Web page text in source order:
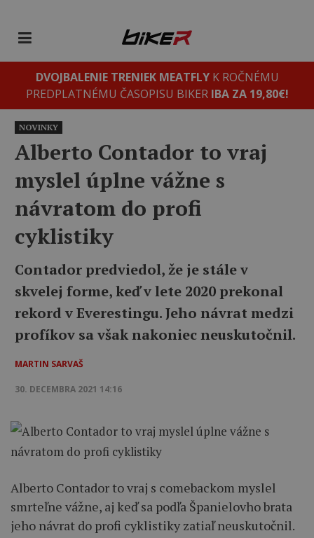
DVOJBALENIE TRENIEK MEATFLYK ROČNÉMU
PREDPLATNÉMU ČASOPISU BIKER IBA ZA 19,80€!
NOVINKY
Alberto Contador to vraj
myslel úplne vážne s
návratom do profi
cyklistiky
Contador predviedol, že je stále v
skvelej forme, keď v lete 2020 prekonal
rekord v Everestingu. Jeho návrat medzi
profíkov sa však nakoniec neuskutočnil.
MARTIN SARVAŠ
30. DECEMBRA 2021 14:16
Alberto Contador to vraj s comebackom myslel
smrteľne vážne, aj keď sa podľa Španielovho brata
jeho návrat do profi cyklistiky zatiaľ neuskutočnil.